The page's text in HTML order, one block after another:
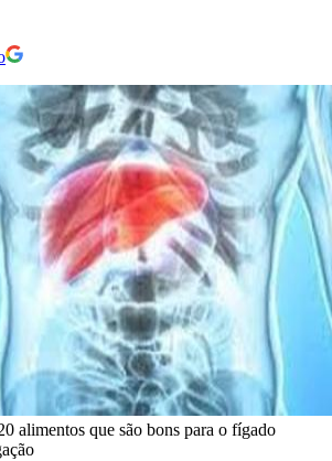
alimentos que são bons para o fígado